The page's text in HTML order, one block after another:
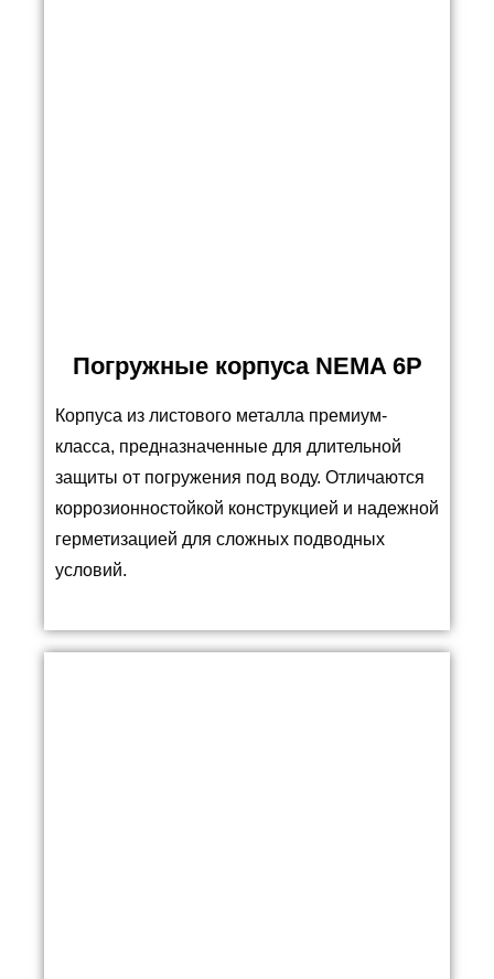
Погружные корпуса NEMA 6P
Корпуса из листового металла премиум-
класса, предназначенные для длительной
защиты от погружения под воду. Отличаются
коррозионностойкой конструкцией и надежной
герметизацией для сложных подводных
условий.